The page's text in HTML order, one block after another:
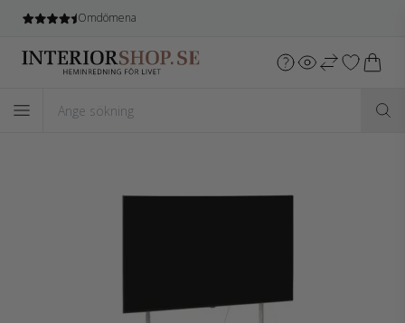
Fri leveransvid köp över 1.599 SEK*